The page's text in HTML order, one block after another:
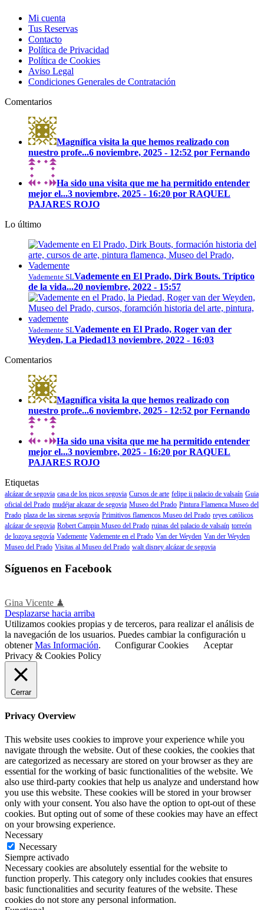
Mi cuenta
Tus Reservas
Contacto
Política de Privacidad
Política de Cookies
Aviso Legal
Condiciones Generales de Contratación
Comentarios
Magnífica visita la que hemos realizado con
nuestro profe...6 noviembre, 2025 - 12:52 por Fernando
Ha sido una visita que me ha permitido entender
mejor el...3 noviembre, 2025 - 16:20 por RAQUEL
PAJARES ROJO
Lo último
Vademente SLVademente en El Prado, Dirk Bouts. Tríptico
de la vida...20 noviembre, 2022 - 15:57
Vademente SLVademente en El Prado, Roger van der
Weyden, La Piedad13 noviembre, 2022 - 16:03
Comentarios
Magnífica visita la que hemos realizado con
nuestro profe...6 noviembre, 2025 - 12:52 por Fernando
Ha sido una visita que me ha permitido entender
mejor el...3 noviembre, 2025 - 16:20 por RAQUEL
PAJARES ROJO
Etiquetas
alcázar de segovia casa de los picos segovia Cursos de arte felipe ii palacio de valsaín Guia
oficial del Prado mudéjar alcazar de segovia Museo del Prado Pintura Flamenca Museo del
Prado plaza de las sirenas segovía Primitivos flamencos Museo del Prado reyes católicos
alcázar de segovia Robert Campin Museo del Prado ruinas del palacio de valsaín torreón
de lozoya segovía Vademente Vademente en el Prado Van der Weyden Van der Weyden
Museo del Prado Visitas al Museo del Prado walt disney alcázar de segovia
Síguenos en Facebook
Gina Vicente ♟
Desplazarse hacia arriba
Utilizamos cookies propias y de terceros, para realizar el análisis de
la navegación de los usuarios. Puedes cambiar la configuración u
obtenerMas Información. Configurar Cookies
Aceptar
Privacy & Cookies Policy
Cerrar
Privacy Overview
This website uses cookies to improve your experience while you
navigate through the website. Out of these cookies, the cookies that
are categorized as necessary are stored on your browser as they are
essential for the working of basic functionalities of the website. We
also use third-party cookies that help us analyze and understand how
you use this website. These cookies will be stored in your browser
only with your consent. You also have the option to opt-out of these
cookies. But opting out of some of these cookies may have an effect
on your browsing experience.
Necessary
Necessary
Siempre activado
Necessary cookies are absolutely essential for the website to
function properly. This category only includes cookies that ensures
basic functionalities and security features of the website. These
cookies do not store any personal information.